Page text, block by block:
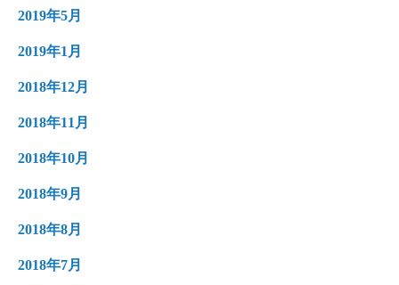
2019年5月
2019年1月
2018年12月
2018年11月
2018年10月
2018年9月
2018年8月
2018年7月